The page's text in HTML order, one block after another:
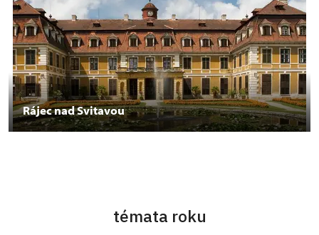
Rájec nad Svitavou
témata roku